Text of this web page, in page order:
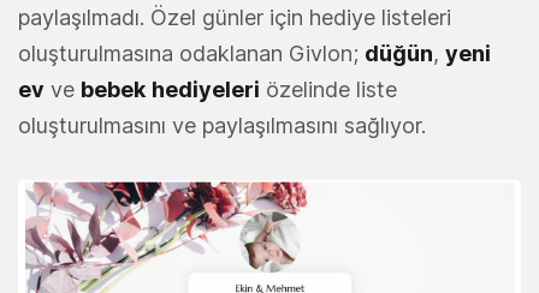
paylaşılmadı. Özel günler için hediye listeleri
oluşturulmasına odaklanan Givlon; düğün, yeni
ev ve bebek hediyeleri özelinde liste
oluşturulmasını ve paylaşılmasını sağlıyor.